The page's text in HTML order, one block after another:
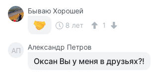
Бываю Хорошей
8 лет
1
АП Александр Петров
Оксан Вы у меня в друзьях?!